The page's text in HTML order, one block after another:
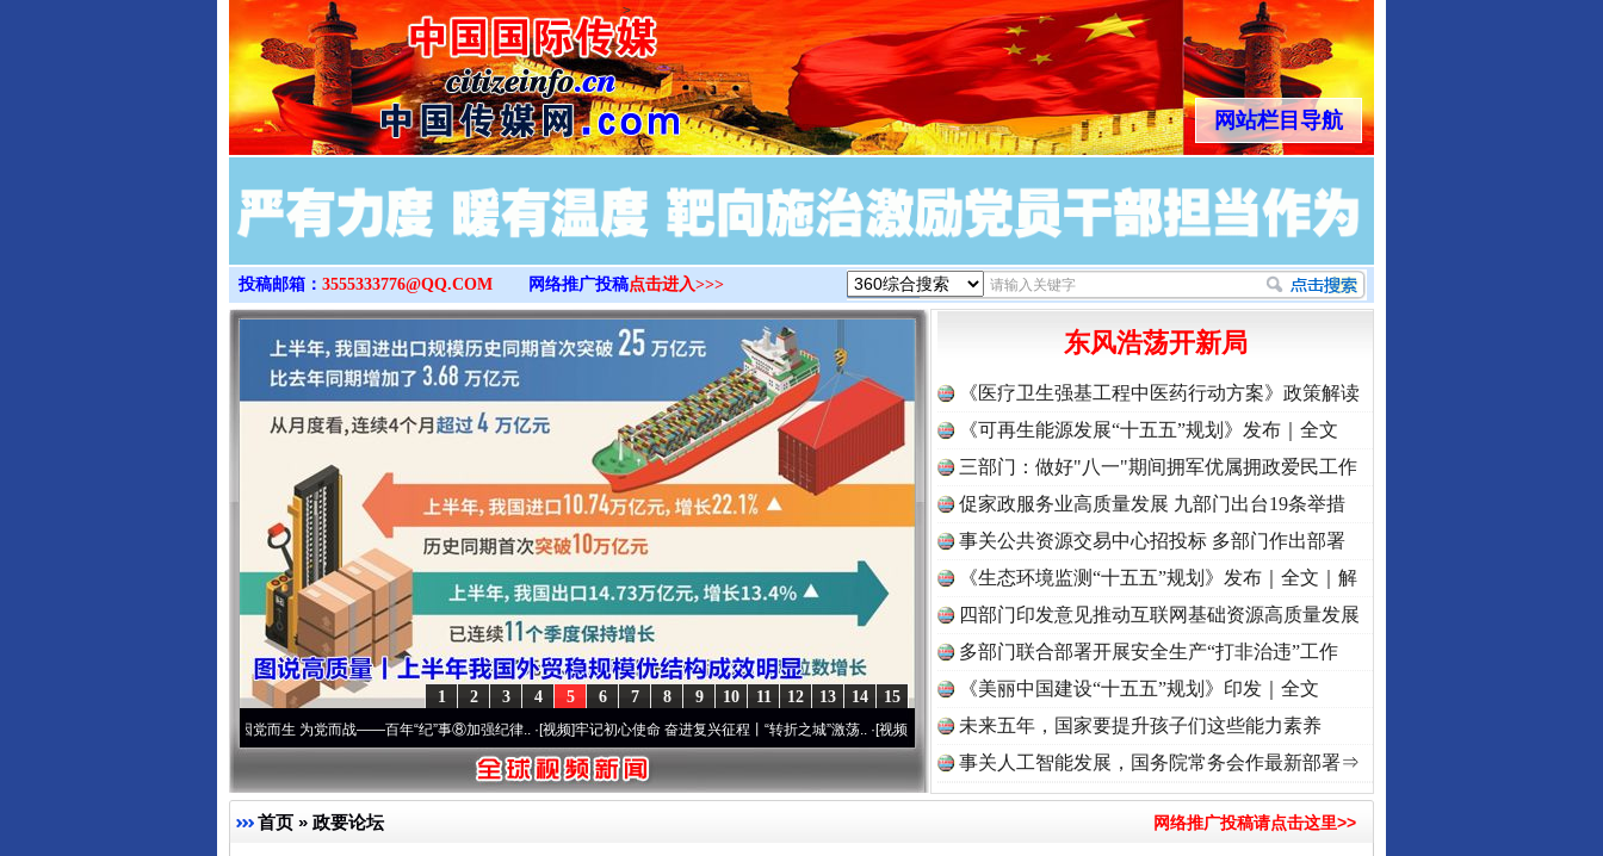
>
网站栏目导航
投稿邮箱： 3555333776@QQ.COM 网络推广投稿点击进入>>>
15
14
13
12
11
10
9
8
7
6
5
4
3
2
1
因党而生 为党而战——百年“纪”事⑧加强纪律..·[视频]牢记初心使命 奋进复兴征程丨“转折之城”激荡.. ·[视频]牢记初心使命 奋进复兴征程丨红船起航处 潮起..·[视频]一首歌的时间，读懂乐至的“诗与远方”
东风浩荡开新局
《医疗卫生强基工程中医药行动方案》政策解读
《可再生能源发展“十五五”规划》发布｜全文
三部门：做好"八一"期间拥军优属拥政爱民工作
促家政服务业高质量发展 九部门出台19条举措
事关公共资源交易中心招投标 多部门作出部署
《生态环境监测“十五五”规划》发布｜全文｜解
读
四部门印发意见推动互联网基础资源高质量发展
多部门联合部署开展安全生产“打非治违”工作
《美丽中国建设“十五五”规划》印发｜全文
未来五年，国家要提升孩子们这些能力素养
事关人工智能发展，国务院常务会作最新部署⇒
首页 » 政要论坛 网络推广投稿请点击这里>>